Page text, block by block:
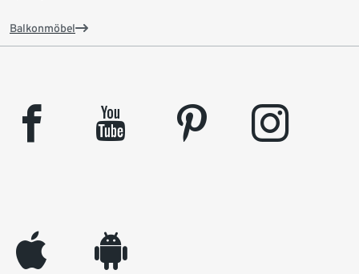
Balkonmöbel
facebook youtube pinterest instagram
appleinc android